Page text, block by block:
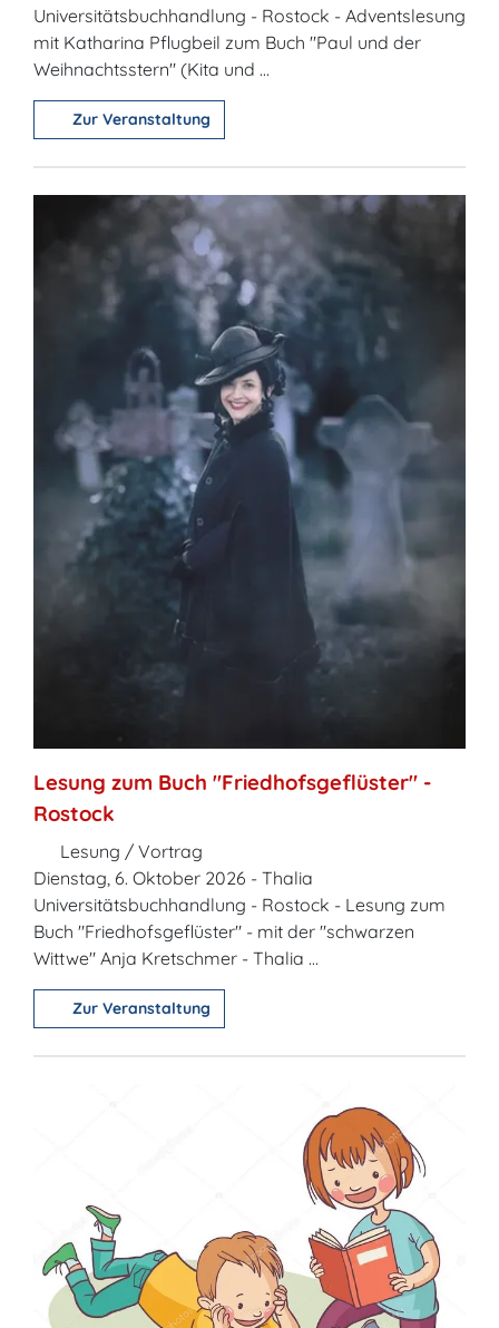
Universitätsbuchhandlung - Rostock - Adventslesung
mit Katharina Pflugbeil zum Buch "Paul und der
Weihnachtsstern" (Kita und ...
Zur Veranstaltung
Lesung zum Buch "Friedhofsgeflüster" -
Rostock
Lesung / Vortrag
Dienstag, 6. Oktober 2026 - Thalia
Universitätsbuchhandlung - Rostock - Lesung zum
Buch "Friedhofsgeflüster" - mit der "schwarzen
Wittwe" Anja Kretschmer - Thalia ...
Zur Veranstaltung